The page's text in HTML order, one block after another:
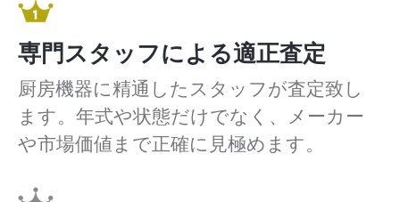
専門スタッフによる適正査定
厨房機器に精通したスタッフが査定致し
ます。年式や状態だけでなく、メーカー
や市場価値まで正確に見極めます。